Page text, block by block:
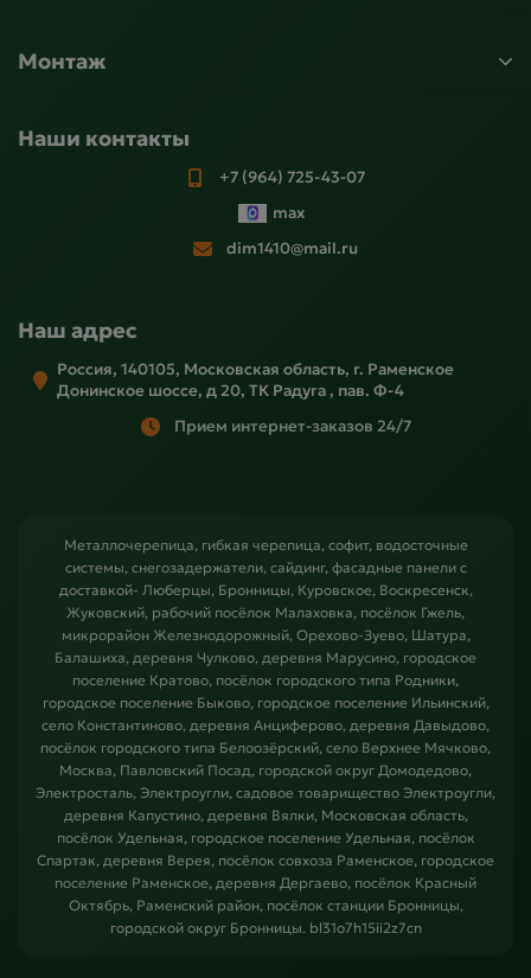
Монтаж
Наши контакты
+7 (964) 725-43-07
max
dim1410@mail.ru
Наш адрес
Россия, 140105, Московская область, г. Раменское
Донинское шоссе, д 20, ТК Радуга , пав. Ф-4
Прием интернет-заказов 24/7
Металлочерепица, гибкая черепица, софит, водосточные
системы, снегозадержатели, сайдинг, фасадные панели с
доставкой- Люберцы, Бронницы, Куровское, Воскресенск,
Жуковский, рабочий посёлок Малаховка, посёлок Гжель,
микрорайон Железнодорожный, Орехово-Зуево, Шатура,
Балашиха, деревня Чулково, деревня Марусино, городское
поселение Кратово, посёлок городского типа Родники,
городское поселение Быково, городское поселение Ильинский,
село Константиново, деревня Анциферово, деревня Давыдово,
посёлок городского типа Белоозёрский, село Верхнее Мячково,
Москва, Павловский Посад, городской округ Домодедово,
Электросталь, Электроугли, садовое товарищество Электроугли,
деревня Капустино, деревня Вялки, Московская область,
посёлок Удельная, городское поселение Удельная, посёлок
Спартак, деревня Верея, посёлок совхоза Раменское, городское
поселение Раменское, деревня Дергаево, посёлок Красный
Октябрь, Раменский район, посёлок станции Бронницы,
городской округ Бронницы. bl31o7h15ii2z7cn